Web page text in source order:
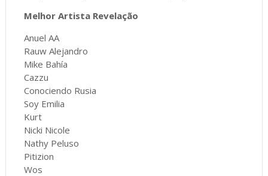
Melhor Artista Revelação
Anuel AA
Rauw Alejandro
Mike Bahía
Cazzu
Conociendo Rusia
Soy Emilia
Kurt
Nicki Nicole
Nathy Peluso
Pitizion
Wos